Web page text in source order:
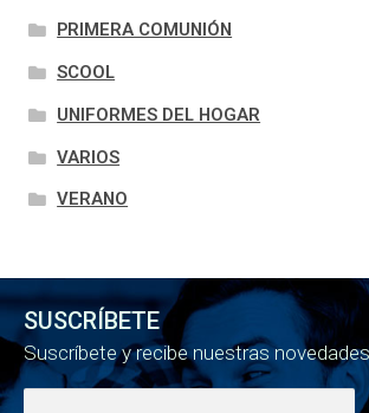
PRIMERA COMUNIÓN
SCOOL
UNIFORMES DEL HOGAR
VARIOS
VERANO
SUSCRÍBETE
Suscríbete y recibe nuestras